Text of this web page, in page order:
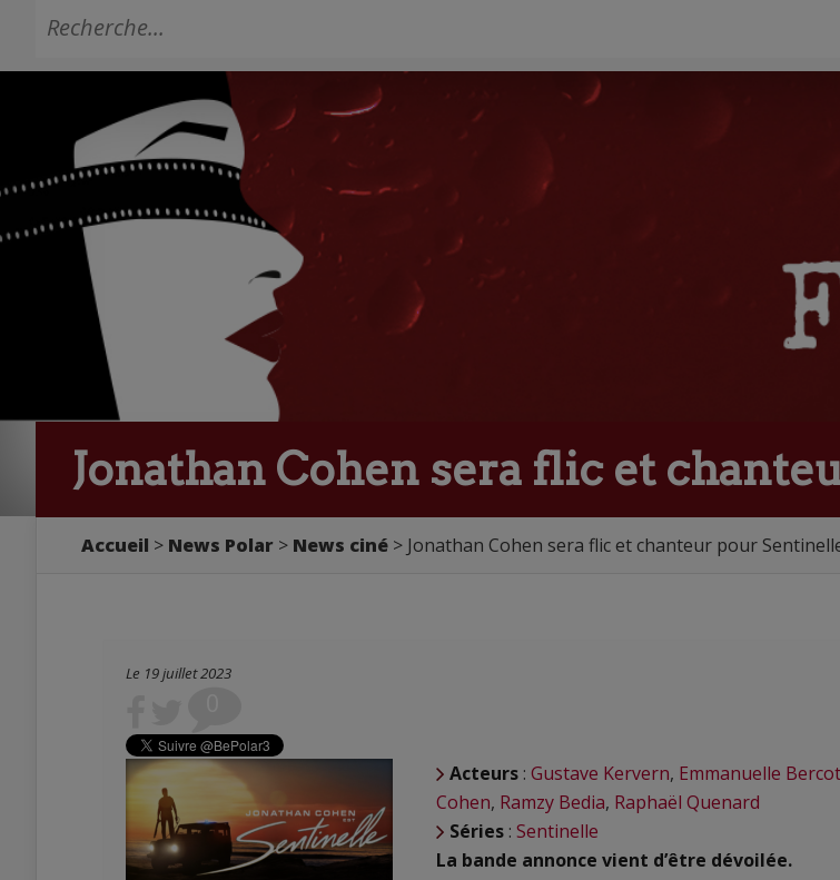
Jonathan Cohen sera flic et
Accueil > News Polar > News ciné > Jonathan Cohen sera flic et chanteur pour
Le 19 juillet 2023
Acteurs : Gustave Kervern, Emmanuelle Bercot
Cohen, Ramzy Bedia, Raphaël Quenard
Séries : Sentinelle
La bande annonce vient d’être dévoilée.